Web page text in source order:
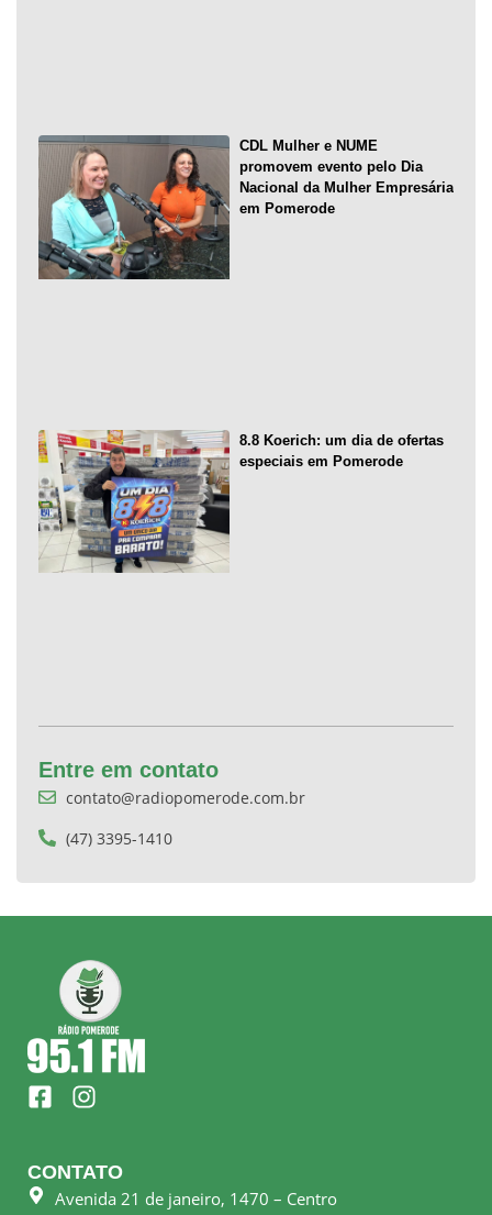
CDL Mulher e NUME
promovem evento pelo Dia
Nacional da Mulher Empresária
em Pomerode
8.8 Koerich: um dia de ofertas
especiais em Pomerode
Entre em contato
contato@radiopomerode.com.br
(47) 3395-1410
F
a
e
b
I
n
t
a
CONTATO
Avenida 21 de janeiro, 1470 – Centro